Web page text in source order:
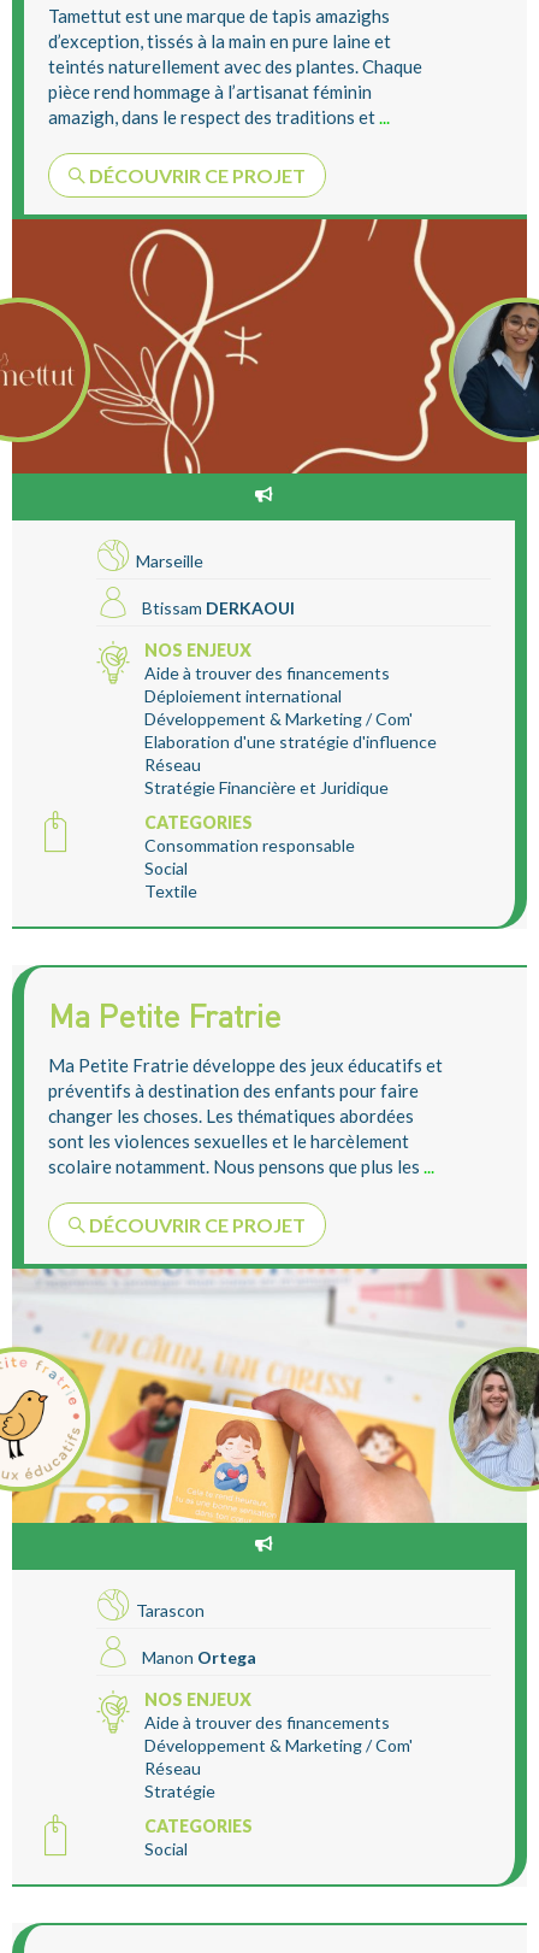
Tamettut est une marque de tapis amazighs
d’exception, tissés à la main en pure laine et
teintés naturellement avec des plantes. Chaque
pièce rend hommage à l’artisanat féminin
amazigh, dans le respect des traditions et...
DÉCOUVRIR CE PROJET
Marseille
Btissam DERKAOUI
NOS ENJEUX
Aide à trouver des financements
Déploiement international
Développement & Marketing / Com'
Elaboration d'une stratégie d'influence
Réseau
Stratégie Financière et Juridique
CATEGORIES
Consommation responsable
Social
Textile
Ma Petite Fratrie
Ma Petite Fratrie développe des jeux éducatifs et
préventifs à destination des enfants pour faire
changer les choses. Les thématiques abordées
sont les violences sexuelles et le harcèlement
scolaire notamment. Nous pensons que plus les ...
DÉCOUVRIR CE PROJET
Tarascon
Manon Ortega
NOS ENJEUX
Aide à trouver des financements
Développement & Marketing / Com'
Réseau
Stratégie
CATEGORIES
Social